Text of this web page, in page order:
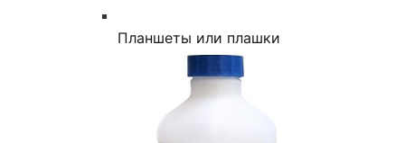
Планшеты или плашки